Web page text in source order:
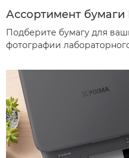
Ассортимент бумаги
Подберите бумагу для
фотографии